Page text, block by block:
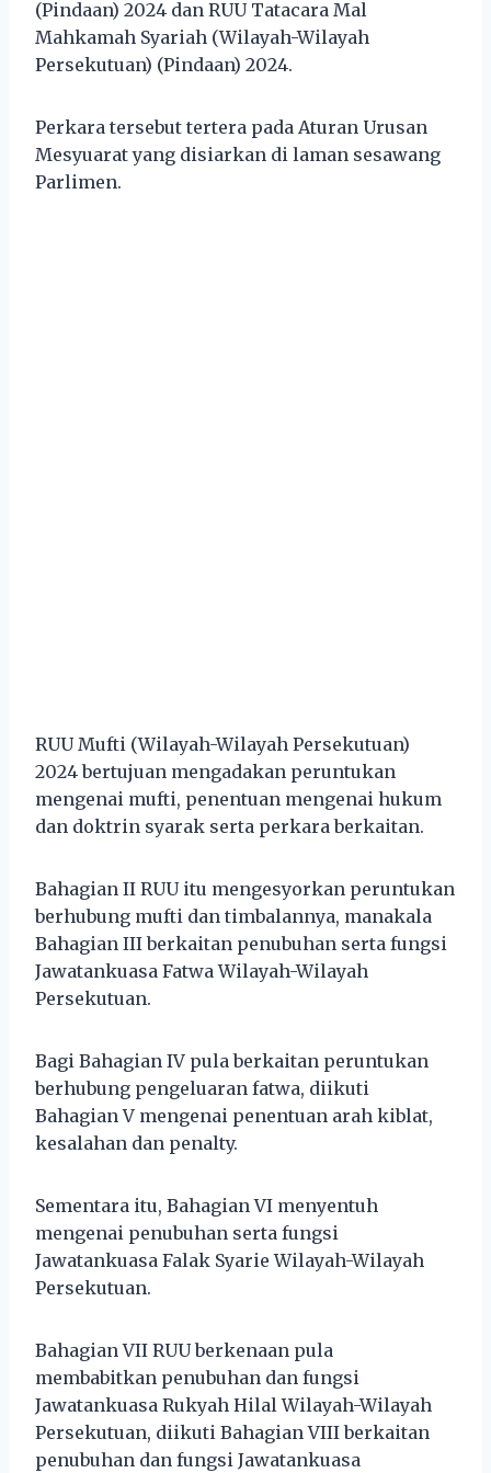
(Pindaan) 2024 dan RUU Tatacara Mal
Mahkamah Syariah (Wilayah-Wilayah
Persekutuan) (Pindaan) 2024.
Perkara tersebut tertera pada Aturan Urusan
Mesyuarat yang disiarkan di laman sesawang
Parlimen.
RUU Mufti (Wilayah-Wilayah Persekutuan)
2024 bertujuan mengadakan peruntukan
mengenai mufti, penentuan mengenai hukum
dan doktrin syarak serta perkara berkaitan.
Bahagian II RUU itu mengesyorkan peruntukan
berhubung mufti dan timbalannya, manakala
Bahagian III berkaitan penubuhan serta fungsi
Jawatankuasa Fatwa Wilayah-Wilayah
Persekutuan.
Bagi Bahagian IV pula berkaitan peruntukan
berhubung pengeluaran fatwa, diikuti
Bahagian V mengenai penentuan arah kiblat,
kesalahan dan penalty.
Sementara itu, Bahagian VI menyentuh
mengenai penubuhan serta fungsi
Jawatankuasa Falak Syarie Wilayah-Wilayah
Persekutuan.
Bahagian VII RUU berkenaan pula
membabitkan penubuhan dan fungsi
Jawatankuasa Rukyah Hilal Wilayah-Wilayah
Persekutuan, diikuti Bahagian VIII berkaitan
penubuhan dan fungsi Jawatankuasa